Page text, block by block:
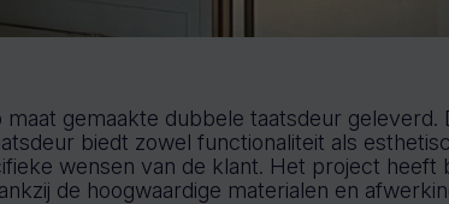
gemaakte dubbele taatsdeur geleverd.
biedt zowel functionaliteit als
wensen van de klant. Het project heeft
de hoogwaardige materialen en